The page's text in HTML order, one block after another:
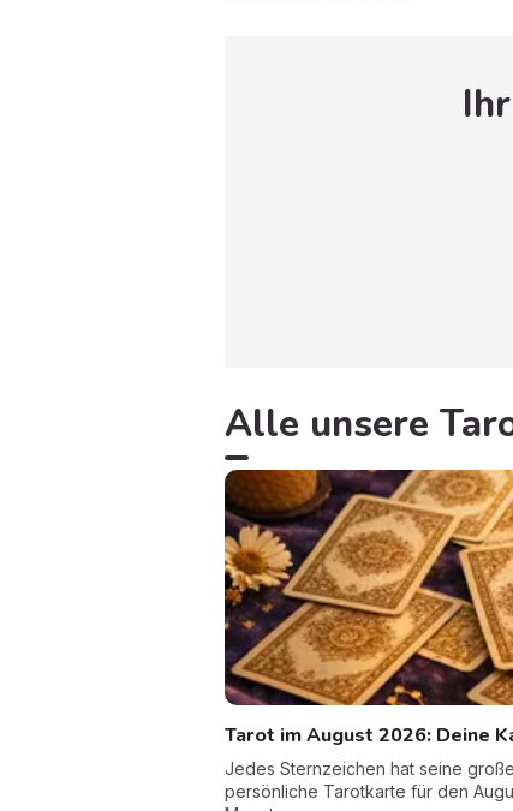
Alle unsere
Tarot im August 2026: Deine
Jedes Sternzeichen hat seine
persönliche Tarotkarte für den